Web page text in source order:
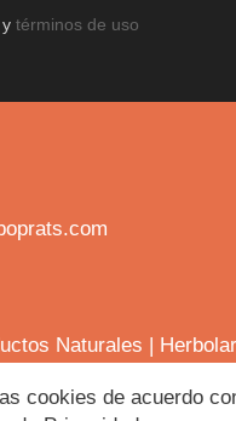
y términos de uso
Naturales
cookies de acuerdo